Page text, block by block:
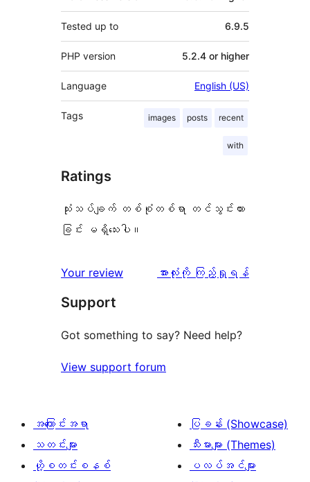
Tested up to 6.9.5
PHP version 5.2.4 or higher
Language English (US)
Tags images posts recent
with
Ratings
သုံးသပ်ချက် တစ်စုံတစ်ရာ တင်သွင်းထား
ခြင်း မရှိသေးပါ။
Your review
သုံးသပ်
အားလုံးကို ကြည့်ရှုရန်
Support
Got something to say? Need help?
View support forum
အကြောင်းအရာ
သတင်းများ
ဟို့စတင်းစနစ်
ပြခန်း (Showcase)
သီးမားများ (Themes)
ပလပ်အင်များ